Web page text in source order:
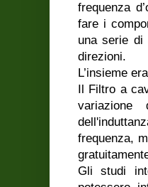
frequenza
fare i
una serie di
direzioni.
L’insieme
Il Filtro a
variazione
frequenza,
Gli studi